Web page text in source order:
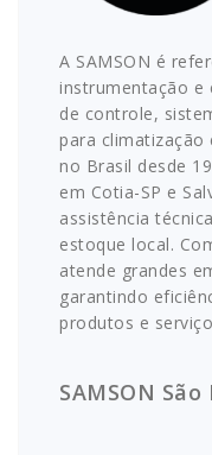
A SAMSON é
instrumentação e
de controle,
para climatização
no Brasil desde
em Cotia-SP e
assistência
estoque local.
atende grandes
garantindo
produtos e
SAMSON São